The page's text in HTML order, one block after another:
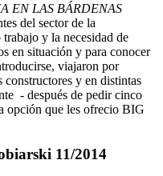
EN LAS BÁRDENAS
del sector de la
y la necesidad de
en situación y para conocer
viajaron por
constructores y en distintas
- después de pedir cinco
opción que les ofrecio BIG
11/2014